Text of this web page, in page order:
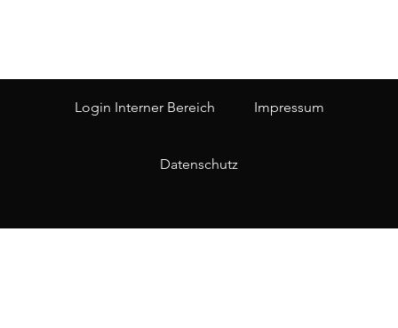
Login Interner Bereich Impressum
Datenschutz